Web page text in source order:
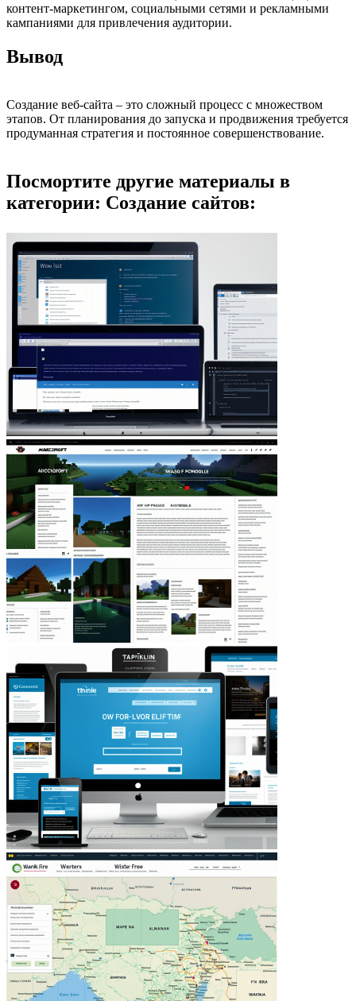
контент-маркетингом, социальными сетями и рекламными
кампаниями для привлечения аудитории.
Вывод
Создание веб-сайта – это сложный процесс с множеством
этапов. От планирования до запуска и продвижения требуется
продуманная стратегия и постоянное совершенствование.
Посмортите другие материалы в
категории: Создание сайтов: